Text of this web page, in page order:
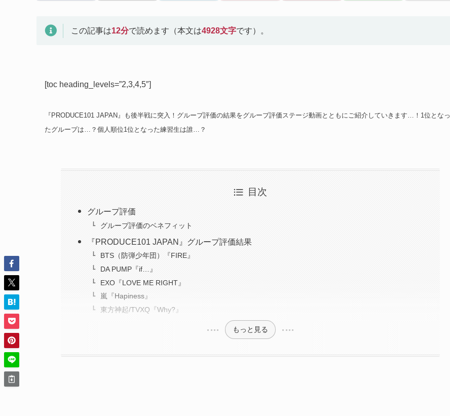
この記事は12分で読めます（本文は4928文字です）。
[toc heading_levels=”2,3,4,5″]
『PRODUCE101 JAPAN』も後半戦に突入！グループ評価の結果をグループ評価ステージ動画とともにご紹介していきます…！1位となっ
たグループは…？個人順位1位となった練習生は誰…？
目次
グループ評価
グループ評価のベネフィット
『PRODUCE101 JAPAN』グループ評価結果
BTS（防弾少年団）『FIRE』
DA PUMP『if…』
EXO『LOVE ME RIGHT』
嵐『Hapiness』
東方神起/TVXQ『Why?』
もっと見る